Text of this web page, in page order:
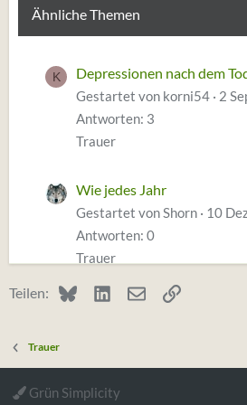
Ähnliche Themen
K Depressionen nach dem
Gestartet von korni54
2
Antworten: 3
Trauer
Wie jedes Jahr
Gestartet von Shorn
10
Antworten: 0
Trauer
Wie meine Mama
Antworten: 5
Teilen: BlueskyLinkedInE-MailLink
Trauer
Grün Simplicity